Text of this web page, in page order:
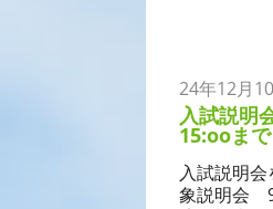
24年12月
入試説明
15:ooまで
入試説明
象説明会